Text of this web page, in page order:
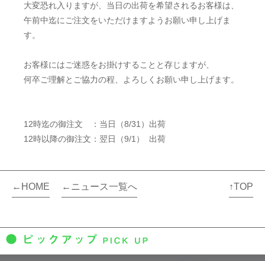
大変恐れ入りますが、当日の出荷を希望されるお客様は、
午前中迄にご注文をいただけますようお願い申し上げま
す。
お客様にはご迷惑をお掛けすることと存じますが、
何卒ご理解とご協力の程、よろしくお願い申し上げます。
12時迄の御注文 ：当日（8/31）出荷
12時以降の御注文：翌日（9/1） 出荷
←HOME ←ニュース一覧へ ↑TOP